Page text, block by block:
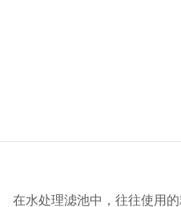
在水处理滤池中，往往使用